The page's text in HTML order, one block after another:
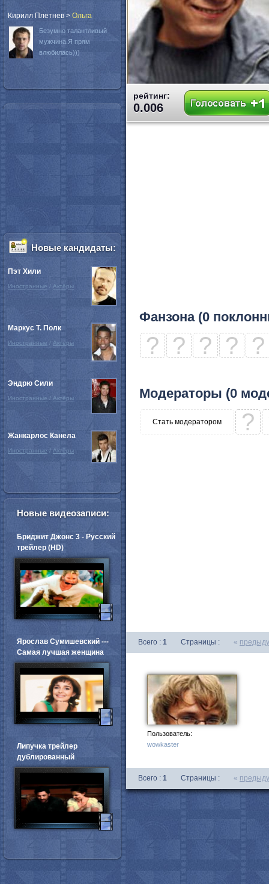
рейтинг:
0.006
Фанзона (0
? ? ? ? ?
Модераторы (0
Стать модератором ?
Всего : 1 Страницы : «
Пользователь:
wowkaster
Всего : 1 Страницы : «
Кирилл Плетнев > Oльга
Безумно талантливый
мужчина.Я прям
влюбилась)))
Новые кандидаты:
Пэт Хили
Иностранные / Актёры
Маркус Т. Полк
Иностранные / Актёры
Эндрю Сили
Иностранные / Актёры
Жанкарлос Канела
Иностранные / Актёры
Новые видеозаписи:
Бриджит Джонс 3 - Русский
трейлер (HD)
Ярослав Сумишевский ---
Самая лучшая женщина
Липучка трейлер
дублированный